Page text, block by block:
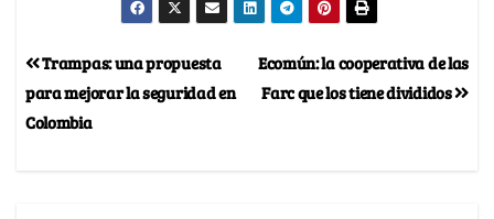
Ecomún: la cooperativa de las
Farc que los tiene divididos
Trampas: una propuesta
para mejorar la seguridad en
Colombia